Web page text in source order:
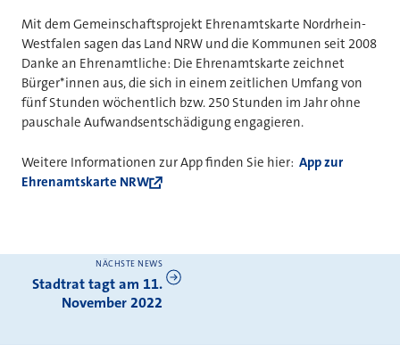
Mit dem Gemeinschaftsprojekt Ehrenamtskarte Nordrhein-
Westfalen sagen das Land NRW und die Kommunen seit 2008
Danke an Ehrenamtliche: Die Ehrenamtskarte zeichnet
Bürger*innen aus, die sich in einem zeitlichen Umfang von
fünf Stunden wöchentlich bzw. 250 Stunden im Jahr ohne
pauschale Aufwandsentschädigung engagieren.
Weitere Informationen zur App finden Sie hier: App zur
Ehrenamtskarte NRW
Weitere News
NÄCHSTE NEWS
Stadtrat tagt am 11.
November 2022